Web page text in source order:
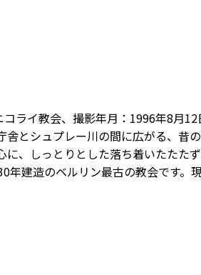
ライ教会、撮影年月：1996年8月
舎とシュプレー川の間に広がる、
に、しっとりとした落ち着いたたた
年建造のベルリン最古の教会です。